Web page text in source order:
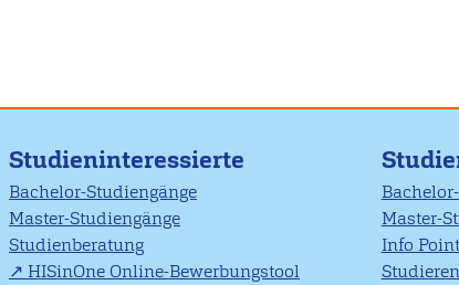
Studieninteressierte
Bachelor-Studiengänge
Master-Studiengänge
Studienberatung
HISinOne Online-Bewerbungstool
Master-
Info Point